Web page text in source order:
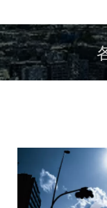
企業に対する
本サービスの
本サービス
その他法令
ブレインは利用
個
フリーブレイン
三者に提供する
利用者の申込